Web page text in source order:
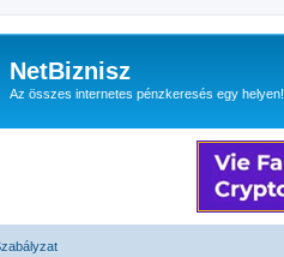
NetBiznisz
Az összes internetes pénzkeresés egy helyen!